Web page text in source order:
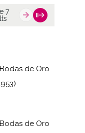
7
de Oro
de Oro